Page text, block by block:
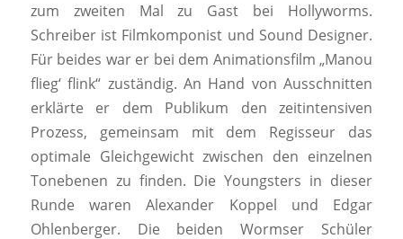
zum zweiten Mal zu Gast bei Hollyworms.
Schreiber ist Filmkomponist und Sound Designer.
Für beides war er bei dem Animationsfilm „Manou
flieg‘ flink“ zuständig. An Hand von Ausschnitten
erklärte er dem Publikum den zeitintensiven
Prozess, gemeinsam mit dem Regisseur das
optimale Gleichgewicht zwischen den einzelnen
Tonebenen zu finden. Die Youngsters in dieser
Runde waren Alexander Koppel und Edgar
Ohlenberger. Die beiden Wormser Schüler